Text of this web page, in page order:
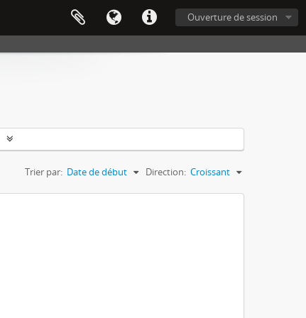
Ouverture de session
Trier par: Date de début Direction: Croissant